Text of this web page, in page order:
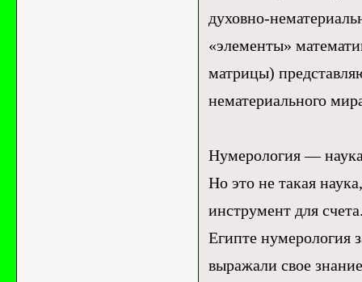
духовно-
«элементы»
матрицы)
нематериального
Нумерология — наука
Но это не такая
инструмент для
Египте нумерология
выражали свое